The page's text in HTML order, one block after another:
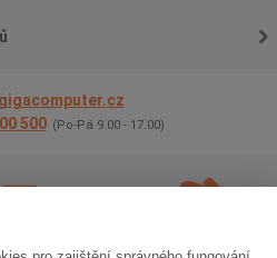
500 (Po-Pá 9.00 - 17.00)